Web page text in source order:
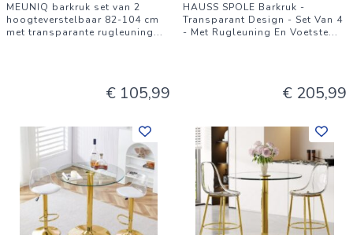
MEUNIQ barkruk set van 2
hoogteverstelbaar 82-104 cm
met transparante rugleuning...
€ 105,99
HAUSS SPOLE Barkruk -
Transparant Design - Set Van 4
- Met Rugleuning En Voetste...
€ 205,99